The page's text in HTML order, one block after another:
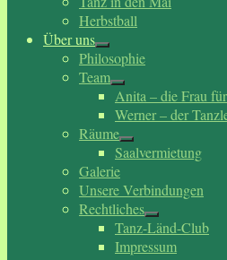
Herbstball
Über uns
Philosophie
Team
Anita – die Frau
Werner – der
Räume
Saalvermietung
Galerie
Unsere Verbindungen
Rechtliches
Tanz-Länd-Club
Impressum